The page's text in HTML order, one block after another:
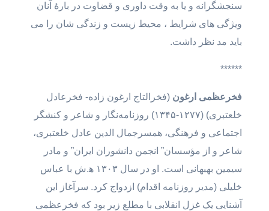
سنجشگرانه و یا به وقت داوری و قضاوت در بارۀ آنان
ویژگی های شرایط ، محیط زیست و زندگی شان را می
باید مد نظر داشت.
******
فخرعظمی ارغون (فخرالتاج ارغون زاده- فخرعادل
خلعتبری) (۱۲۷۷-۱۳۴۵) روزنامه‌نگار و شاعر و کنشگر
اجتماعی و فرهنگی، همسرجمال الدین عادل خلعتبری،
شاعر و از مؤسسان” انجمن دانشوران ایران” و مادر
سیمین بهبهانی است. او در سال ۱۳۰۳ ه‍.ش با عباس
خلیلی (مدیر روزنامه اقدام) ازدواج کرد. سرآغاز این
آشنایی یک غزل انقلابی با مطلع زیر بود که فخرعظمی